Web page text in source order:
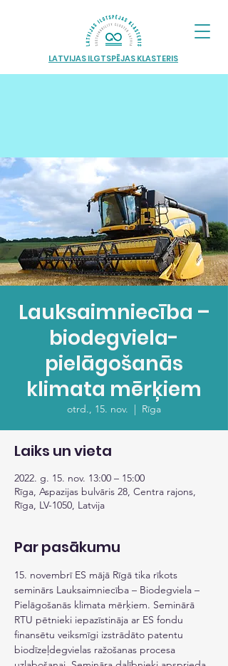
LATVIJAS ILGTSPĒJAS KLASTERIS
Lauksaimniecība –
biodegviela-
pielāgošanās
klimata mērķiem
otrd., 15. nov.
  |
Rīga
Laiks un vieta
2022. g. 15. nov. 13:00 – 15:00
Rīga, Aspazijas bulvāris 28, Centra rajons,
Rīga, LV-1050, Latvija
Par pasākumu
15. novembrī ES mājā Rīgā tika rīkots
seminārs Lauksaimniecība – Biodegviela –
Pielāgošanās klimata mērķiem. Seminārā
RTU pētnieki iepazīstināja ar ES fondu
finansētu veiksmīgi izstrādāto patentu
biodīzeļdegvielas ražošanas procesa